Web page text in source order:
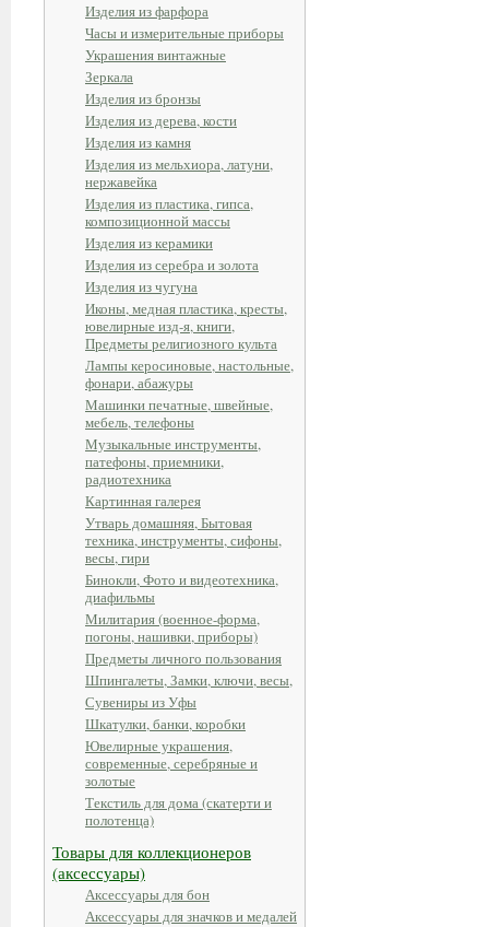
Изделия из фарфора
Часы и измерительные приборы
Украшения винтажные
Зеркала
Изделия из бронзы
Изделия из дерева, кости
Изделия из камня
Изделия из мельхиора, латуни,
нержавейка
Изделия из пластика, гипса,
композиционной массы
Изделия из керамики
Изделия из серебра и золота
Изделия из чугуна
Иконы, медная пластика, кресты,
ювелирные изд-я, книги,
Предметы религиозного культа
Лампы керосиновые, настольные,
фонари, абажуры
Машинки печатные, швейные,
мебель, телефоны
Музыкальные инструменты,
патефоны, приемники,
радиотехника
Картинная галерея
Утварь домашняя, Бытовая
техника, инструменты, сифоны,
весы, гири
Бинокли, Фото и видеотехника,
диафильмы
Милитария (военное-форма,
погоны, нашивки, приборы)
Предметы личного пользования
Шпингалеты, Замки, ключи, весы,
Сувениры из Уфы
Шкатулки, банки, коробки
Ювелирные украшения,
современные, серебряные и
золотые
Текстиль для дома (скатерти и
полотенца)
Товары для коллекционеров
(аксессуары)
Аксессуары для бон
Аксессуары для значков и медалей